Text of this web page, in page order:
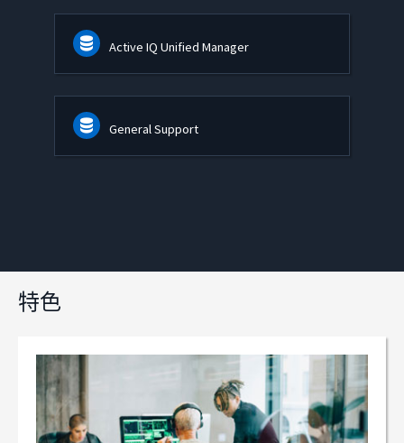
Active IQ Unified Manager
General Support
特色